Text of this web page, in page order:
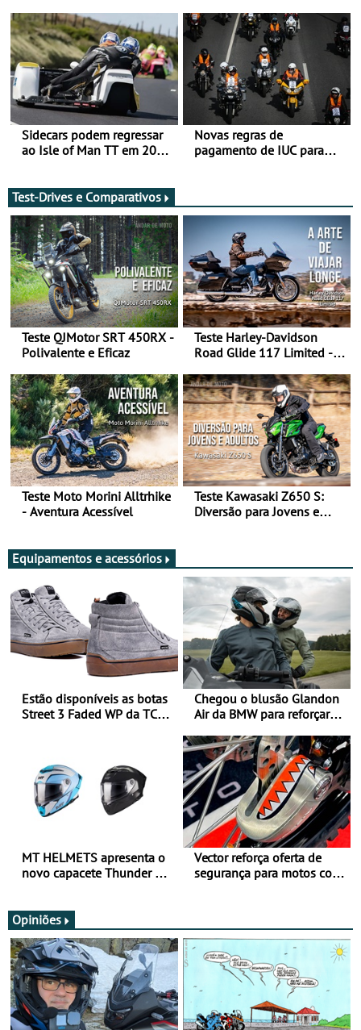
Sidecars podem regressar
ao Isle of Man TT em 2027
Novas regras de
pagamento de IUC para
Test-Drives e Comparativos
Teste QJMotor SRT 450RX -
Polivalente e Eficaz
Teste Harley-Davidson
Road Glide 117 Limited - A
Teste Moto Morini Alltrhike
- Aventura Acessível
Teste Kawasaki Z650 S:
Diversão para Jovens e
Equipamentos e acessórios
Estão disponíveis as botas
Street 3 Faded WP da TCX
Chegou o blusão Glandon
Air da BMW para reforçar
verão
MT HELMETS apresenta o
novo capacete Thunder 4 R
Vector reforça oferta de
segurança para motos com
Opiniões